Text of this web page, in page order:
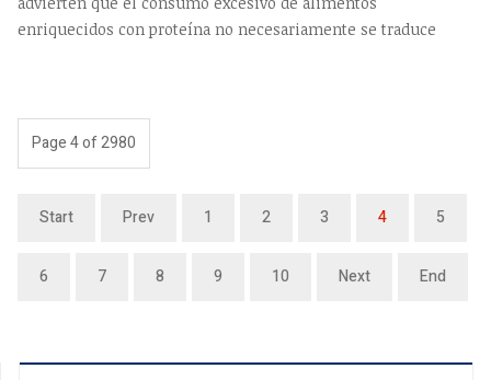
enriquecidos con proteína no necesariamente se traduce
Page 4 of 2980
Start Prev 1 2 3 4 5
6 7 8 9 10 Next End